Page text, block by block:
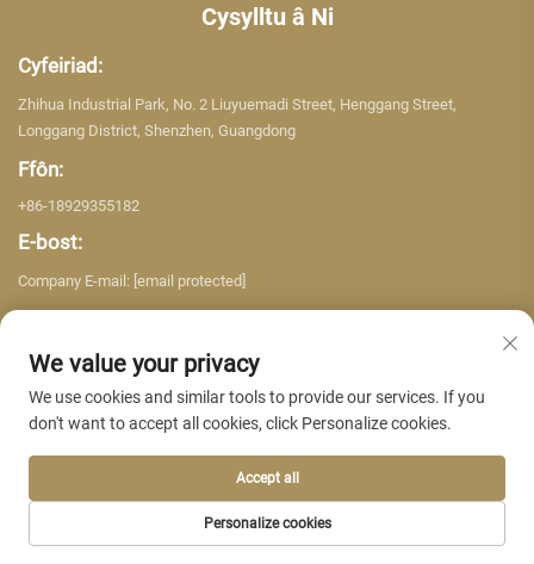
Cysylltu â Ni
Cyfeiriad:
Zhihua Industrial Park, No. 2 Liuyuemadi Street, Henggang Street,
Longgang District, Shenzhen, Guangdong
Ffôn:
+86-18929355182
E-bost:
Company E-mail: [email protected]
hawl. -
We value your privacy
We use cookies and similar tools to provide our services. If you
don't want to accept all cookies, click Personalize cookies.
Personalize cookies
Accept all